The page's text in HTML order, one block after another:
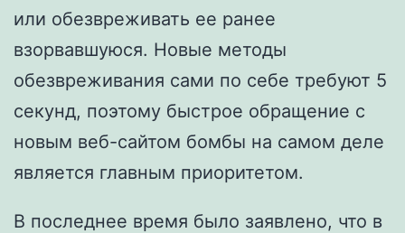
или обезвреживать ее ранее
взорвавшуюся. Новые методы
обезвреживания сами по себе требуют 5
секунд, поэтому быстрое обращение с
новым веб-сайтом бомбы на самом деле
является главным приоритетом.
В последнее время было заявлено, что в